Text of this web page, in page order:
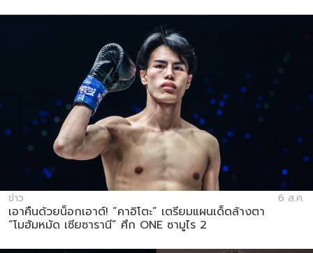
ข่าว 6 ส.ค.
เอาคืนด้วยน็อกเอาต์! “คาอิโตะ” เตรียมแผนเด็ดล้างตา
“โมฮัมหมัด เซียซารานี” ศึก ONE ซามูไร 2